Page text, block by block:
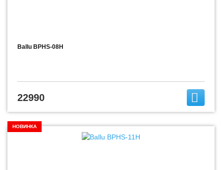
Ballu BPHS-08H
22990
НОВИНКА